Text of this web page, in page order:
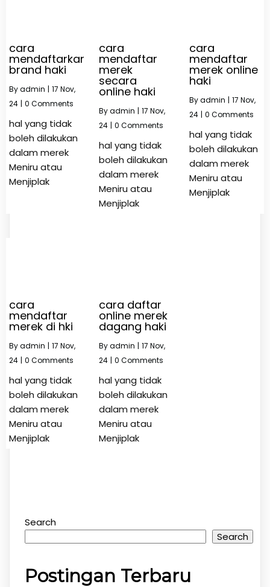
cara
mendaftarkan
brand haki
Byadmin | 17 Nov,
24 | 0 Comments
hal yang tidak
boleh dilakukan
dalam merek
Meniru atau
Menjiplak
cara
mendaftar
merek
secara
online haki
Byadmin | 17 Nov,
24 | 0 Comments
hal yang tidak
boleh dilakukan
dalam merek
Meniru atau
Menjiplak
cara
mendaftar
merek online
haki
Byadmin | 17 Nov,
24 | 0 Comments
hal yang tidak
boleh dilakukan
dalam merek
Meniru atau
Menjiplak
cara
mendaftar
merek di hki
Byadmin | 17 Nov,
24 | 0 Comments
hal yang tidak
boleh dilakukan
dalam merek
Meniru atau
Menjiplak
cara daftar
online merek
dagang haki
Byadmin | 17 Nov,
24 | 0 Comments
hal yang tidak
boleh dilakukan
dalam merek
Meniru atau
Menjiplak
Search
Search
Postingan Terbaru